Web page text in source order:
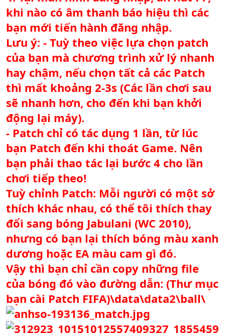
khi nào có âm thanh báo hiệu thì các
bạn mới tiến hành đăng nhập.
Lưu ý: - Tuỳ theo việc lựa chọn patch
của bạn mà chương trình xử lý nhanh
hay chậm, nếu chọn tất cả các Patch
thì mất khoảng 2-3s (Các lần chơi sau
sẽ nhanh hơn, cho đến khi bạn khởi
động lại máy).
- Patch chỉ có tác dụng 1 lần, từ lúc
bạn Patch đến khi thoát Game. Nên
bạn phải thao tác lại bước 4 cho lần
chơi tiếp theo!
Tuỳ chỉnh Patch: Mỗi người có một sở
thích khác nhau, có thể tôi thích thay
đổi sang bóng Jabulani (WC 2010),
nhưng có bạn lại thích bóng màu xanh
dương hoặc EA màu cam gì đó.
Vậy thì bạn chỉ cần copy những file
của bóng đó vào đường dẫn: (Thư mục
bạn cài Patch FIFA)\data\data2\ball\